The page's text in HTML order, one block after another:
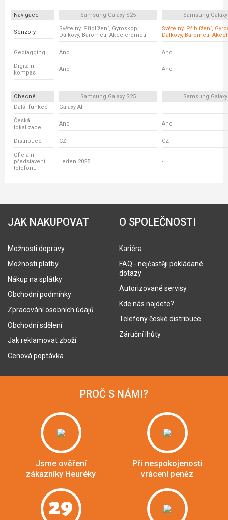
Navigace Samsung Galaxy S25 Samsung Galaxy
Senzory
Světelný, Přiblížení, Gyroskop,
Dálkový, Barometr, Akcelerometr
Světelný, Přiblížení,
Dálkový, Barometr,
Geotagging Ano Ano
Digitální
kompas
Ano Ano
Obecné Samsung Galaxy S25
Samsung Galaxy
Další funkce
Galaxy AI -
Česká
lokalizace
Ano Ano
Distribuce CZ CZ
Oficiální
představení
telefonu
Leden 2025 -
JAK NAKUPOVAT
Možnosti dopravy
Možnosti platby
Nákup na splátky
Obchodní podmínky
Zpracování osobních údajů
Obchodní sdělení
Jak reklamovat zboží
Cenová poptávka
O SPOLEČNOSTI
Kariéra
FAQ - nejčastěji pokládané
dotazy
Autorizované servisy
Kde nás najdete?
Telefony české distribuce
Záruční lhůty
PROČ S NÁMI?
Jsme ověření
zákazníky Heuréky
Při nespokojenosti
vrácení peněz
29